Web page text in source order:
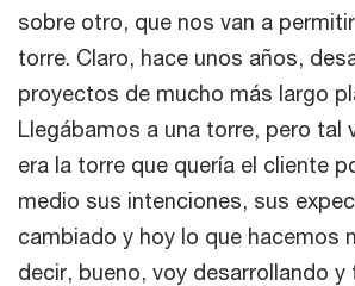
sobre otro, que nos van a
torre. Claro, hace unos años,
proyectos de mucho más largo
Llegábamos a una torre, pero tal
era la torre que quería el cliente
medio sus intenciones, sus
cambiado y hoy lo que hacemos
decir, bueno, voy desarrollando y